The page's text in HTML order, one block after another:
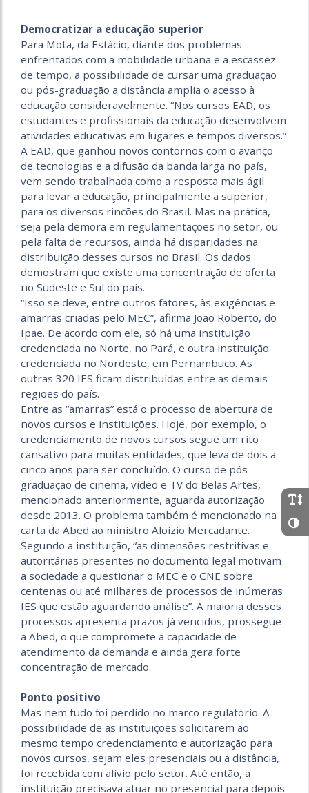
Democratizar a educação superior
Para Mota, da Estácio, diante dos problemas
enfrentados com a mobilidade urbana e a escassez
de tempo, a possibilidade de cursar uma graduação
ou pós-graduação a distância amplia o acesso à
educação consideravelmente. “Nos cursos EAD, os
estudantes e profissionais da educação desenvolvem
atividades educativas em lugares e tempos diversos.”
A EAD, que ganhou novos contornos com o avanço
de tecnologias e a difusão da banda larga no país,
vem sendo trabalhada como a resposta mais ágil
para levar a educação, principalmente a superior,
para os diversos rincões do Brasil. Mas na prática,
seja pela demora em regulamentações no setor, ou
pela falta de recursos, ainda há disparidades na
distribuição desses cursos no Brasil. Os dados
demostram que existe uma concentração de oferta
no Sudeste e Sul do país.
“Isso se deve, entre outros fatores, às exigências e
amarras criadas pelo MEC”, afirma João Roberto, do
Ipae. De acordo com ele, só há uma instituição
credenciada no Norte, no Pará, e outra instituição
credenciada no Nordeste, em Pernambuco. As
outras 320 IES ficam distribuídas entre as demais
regiões do país.
Entre as “amarras” está o processo de abertura de
novos cursos e instituições. Hoje, por exemplo, o
credenciamento de novos cursos segue um rito
cansativo para muitas entidades, que leva de dois a
cinco anos para ser concluído. O curso de pós-
graduação de cinema, vídeo e TV do Belas Artes,
mencionado anteriormente, aguarda autorização
desde 2013. O problema também é mencionado na
carta da Abed ao ministro Aloizio Mercadante.
Segundo a instituição, “as dimensões restritivas e
autoritárias presentes no documento legal motivam
a sociedade a questionar o MEC e o CNE sobre
centenas ou até milhares de processos de inúmeras
IES que estão aguardando análise”. A maioria desses
processos apresenta prazos já vencidos, prossegue
a Abed, o que compromete a capacidade de
atendimento da demanda e ainda gera forte
concentração de mercado.
Ponto positivo
Mas nem tudo foi perdido no marco regulatório. A
possibilidade de as instituições solicitarem ao
mesmo tempo credenciamento e autorização para
novos cursos, sejam eles presenciais ou a distância,
foi recebida com alívio pelo setor. Até então, a
instituição precisava atuar no presencial para depois